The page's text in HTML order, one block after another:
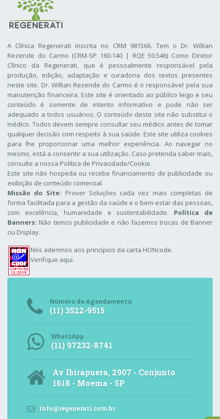
A Clínica Regenerati inscrita no CRM 981566. Tem o Dr. Willian
Rezende do Carmo (CRM-SP 160.140 | RQE 50.546) Como Diretor
Clínico da Regenerati, que é pessoalmente responsável pela
produção, edição, adaptação e curadoria dos textos presentes
neste site. Dr. Willian Rezende do Carmo é o responsável pela sua
manutenção financeira. Este site é orientado ao público leigo e seu
conteúdo é somente de intento informativo e pode não ser
adequado a todos usuários. O conteúdo deste site não substitui o
médico. Todos devem sempre consultar seu médico antes de tomar
qualquer decisão com respeito à sua saúde. Este site utiliza cookies
para lhe proporcionar uma melhor experiência. Ao navegar no
mesmo, está a consentir a sua utilização. Caso pretenda saber mais,
consulte a nossa Política de Privacidade/Cookie.
Este site não hospeda ou recebe financiamento de publicidade ou
exibição de conteúdo comercial.
Missão do Site: Prover Soluções cada vez mais completas de
forma facilitada para a gestão da saúde e o bem-estar das pessoas,
com excelência, humanidade e sustentabilidade. Política de
Banners: Não temos publicidade e não fazemos trocas de Banner
ou Display.
Nós aderimos aos princípios da carta HONcode.
Verifique aqui.
Número de Agendamento
(11) 3522-9515
WhatsApp
(11) 97232-8741
Av Ibirapuera, 2907 - Conjunto
1618 - Moema - SP
info@regenerati.com.br